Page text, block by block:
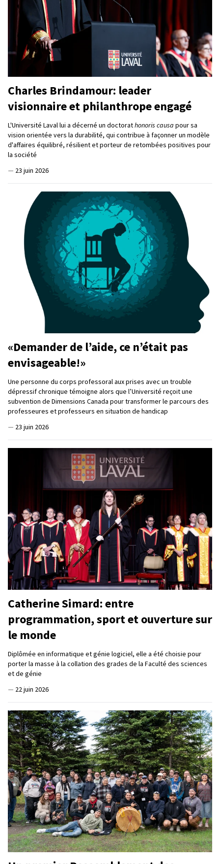
Charles Brindamour: leader
visionnaire et philanthrope engagé
L'Université Laval lui a décerné un doctorathonoris causa pour sa
vision orientée vers la durabilité, qui contribue à façonner un modèle
d'affaires équilibré, résilient et porteur de retombées positives pour
la société
— 23 juin 2026
«Demander de l’aide, ce n’était pas
envisageable!»
Une personne du corps professoral aux prises avec un trouble
dépressif chronique témoigne alors que l’Université reçoit une
subvention de Dimensions Canada pour transformer le parcours des
professeures et professeurs en situation de handicap
— 23 juin 2026
Catherine Simard: entre
programmation, sport et ouverture sur
le monde
Diplômée en informatique et génie logiciel, elle a été choisie pour
porter la masse à la collation des grades de la Faculté des sciences
et de génie
— 22 juin 2026